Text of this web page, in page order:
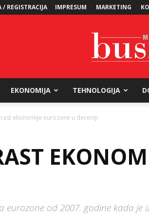
/ REGISTRACIJA IMPRESUM MARKETING
EKONOMIJA TEHNOLOGIJA
ekonomije eurozone u deceniji
eurozone od 2007. godine kada je